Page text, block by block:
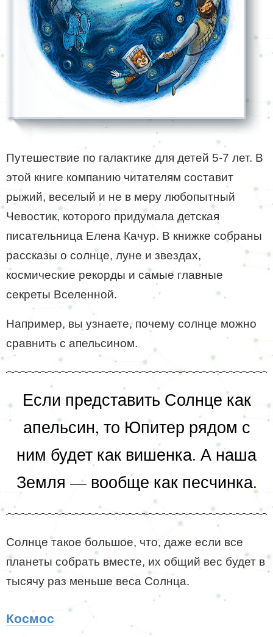
Путешествие по галактике для детей 5-7 лет. В
этой книге компанию читателям составит
рыжий, веселый и не в меру любопытный
Чевостик, которого придумала детская
писательница Елена Качур. В книжке собраны
рассказы о солнце, луне и звездах,
космические рекорды и самые главные
секреты Вселенной.
Например, вы узнаете, почему солнце можно
сравнить с апельсином.
Если представить Солнце как
апельсин, то Юпитер рядом с
ним будет как вишенка. А наша
Земля — вообще как песчинка.
Солнце такое большое, что, даже если все
планеты собрать вместе, их общий вес будет в
тысячу раз меньше веса Солнца.
Космос